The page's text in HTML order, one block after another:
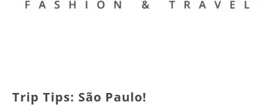
Trip Tips: São Paulo!